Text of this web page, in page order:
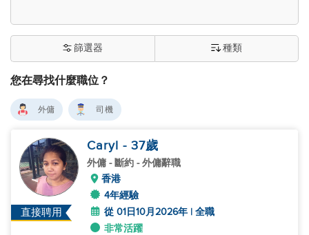
您在尋找什麼職位？
篩選器 種類
外傭 司機
直接聘用
Caryl - 37歲
外傭 - 斷約 - 外傭辭職
香港
4年經驗
從 01日10月2026年 | 全職
非常活躍